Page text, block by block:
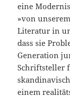
eine
»von
Literatur in
dass sie
Generation
Schriftsteller
einem